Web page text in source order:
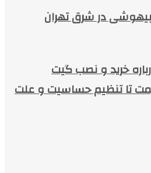
در شرق تهران
خرید و نصب گیت
تا تنظیم حساسیت و علت